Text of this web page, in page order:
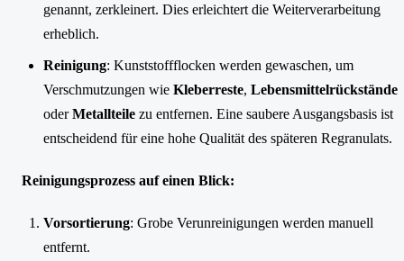
genannt, zerkleinert. Dies erleichtert die Weiterverarbeitung
erheblich.
Reinigung: Kunststoffflocken werden gewaschen, um
Verschmutzungen wie Kleberreste, Lebensmittelrückstände
oderMetallteile zu entfernen. Eine saubere Ausgangsbasis ist
entscheidend für eine hohe Qualität des späteren Regranulats.
Reinigungsprozess auf einen Blick:
Vorsortierung: Grobe Verunreinigungen werden manuell
entfernt.